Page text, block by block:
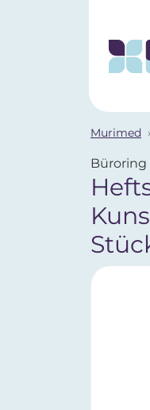
Murimed
Büroring